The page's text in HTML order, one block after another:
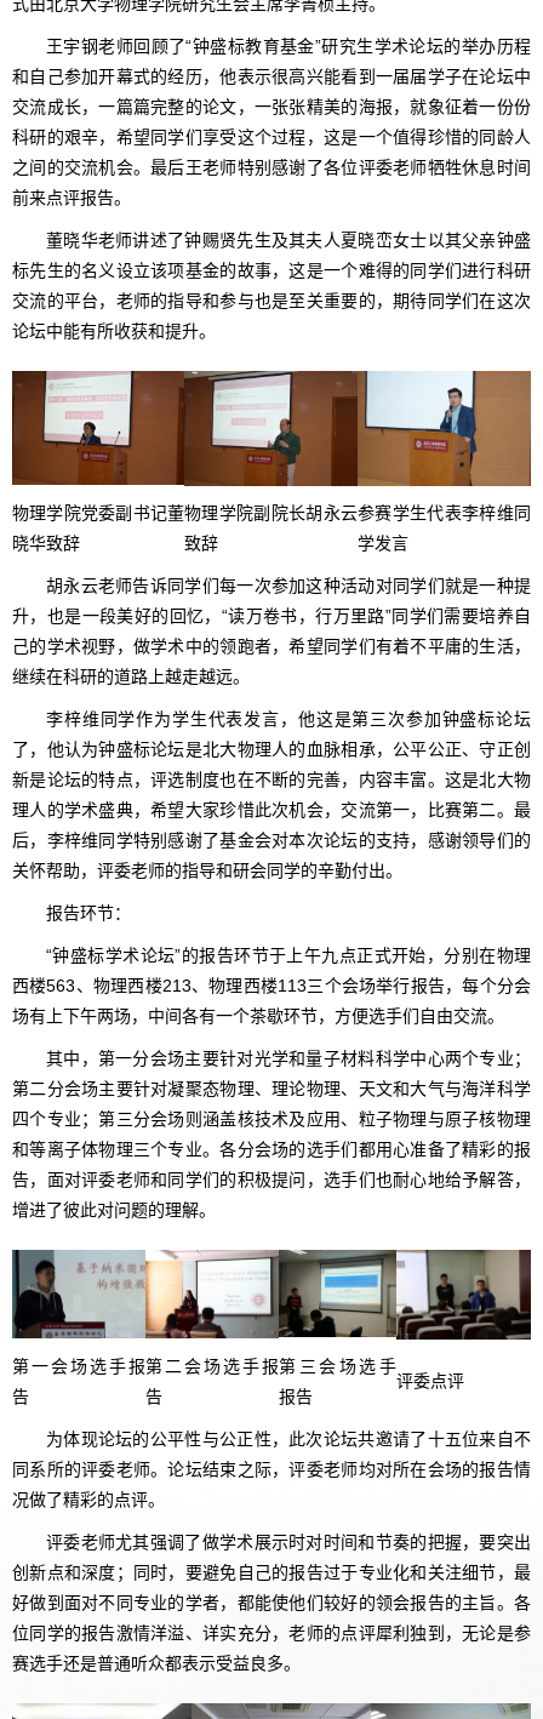
王宇钢老师回顾了“钟盛标教育基金”研究生学术论坛的举办历程
和自己参加开幕式的经历，他表示很高兴能看到一届届学子在论坛中
交流成长，一篇篇完整的论文，一张张精美的海报，就象征着一份份
科研的艰辛，希望同学们享受这个过程，这是一个值得珍惜的同龄人
之间的交流机会。最后王老师特别感谢了各位评委老师牺牲休息时间
前来点评报告。
董晓华老师讲述了钟赐贤先生及其夫人夏晓峦女士以其父亲钟盛
标先生的名义设立该项基金的故事，这是一个难得的同学们进行科研
交流的平台，老师的指导和参与也是至关重要的，期待同学们在这次
论坛中能有所收获和提升。
物理学院党委副书记董
晓华致辞
物理学院副院长胡永云
致辞
参赛学生代表李梓维同
学发言
胡永云老师告诉同学们每一次参加这种活动对同学们就是一种提
升，也是一段美好的回忆，“读万卷书，行万里路”同学们需要培养自
己的学术视野，做学术中的领跑者，希望同学们有着不平庸的生活，
继续在科研的道路上越走越远。
李梓维同学作为学生代表发言，他这是第三次参加钟盛标论坛
了，他认为钟盛标论坛是北大物理人的血脉相承，公平公正、守正创
新是论坛的特点，评选制度也在不断的完善，内容丰富。这是北大物
理人的学术盛典，希望大家珍惜此次机会，交流第一，比赛第二。最
后，李梓维同学特别感谢了基金会对本次论坛的支持，感谢领导们的
关怀帮助，评委老师的指导和研会同学的辛勤付出。
报告环节：
“钟盛标学术论坛”的报告环节于上午九点正式开始，分别在物理
西楼563、物理西楼213、物理西楼113三个会场举行报告，每个分会
场有上下午两场，中间各有一个茶歇环节，方便选手们自由交流。
其中，第一分会场主要针对光学和量子材料科学中心两个专业；
第二分会场主要针对凝聚态物理、理论物理、天文和大气与海洋科学
四个专业；第三分会场则涵盖核技术及应用、粒子物理与原子核物理
和等离子体物理三个专业。各分会场的选手们都用心准备了精彩的报
告，面对评委老师和同学们的积极提问，选手们也耐心地给予解答，
增进了彼此对问题的理解。
第一会场选手报
告
第二会场选手报
告
第三会场选手
报告
评委点评
为体现论坛的公平性与公正性，此次论坛共邀请了十五位来自不
同系所的评委老师。论坛结束之际，评委老师均对所在会场的报告情
况做了精彩的点评。
评委老师尤其强调了做学术展示时对时间和节奏的把握，要突出
创新点和深度；同时，要避免自己的报告过于专业化和关注细节，最
好做到面对不同专业的学者，都能使他们较好的领会报告的主旨。各
位同学的报告激情洋溢、详实充分，老师的点评犀利独到，无论是参
赛选手还是普通听众都表示受益良多。